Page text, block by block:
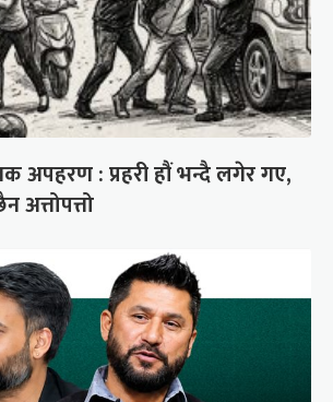
अपहरण : प्रहरी हौं भन्दै लगेर गए,
अत्तोपत्तो